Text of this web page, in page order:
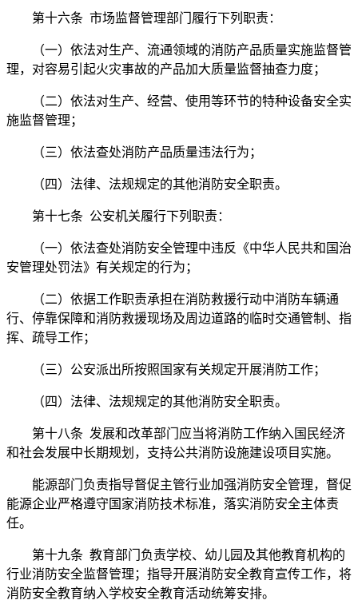
第十六条 市场监督管理部门履行下列职责：
（一）依法对生产、流通领域的消防产品质量实施监督管
理，对容易引起火灾事故的产品加大质量监督抽查力度；
（二）依法对生产、经营、使用等环节的特种设备安全实
施监督管理；
（三）依法查处消防产品质量违法行为；
（四）法律、法规规定的其他消防安全职责。
第十七条 公安机关履行下列职责：
（一）依法查处消防安全管理中违反《中华人民共和国治
安管理处罚法》有关规定的行为；
（二）依据工作职责承担在消防救援行动中消防车辆通
行、停靠保障和消防救援现场及周边道路的临时交通管制、指
挥、疏导工作；
（三）公安派出所按照国家有关规定开展消防工作；
（四）法律、法规规定的其他消防安全职责。
第十八条 发展和改革部门应当将消防工作纳入国民经济
和社会发展中长期规划，支持公共消防设施建设项目实施。
能源部门负责指导督促主管行业加强消防安全管理，督促
能源企业严格遵守国家消防技术标准，落实消防安全主体责
任。
第十九条 教育部门负责学校、幼儿园及其他教育机构的
行业消防安全监督管理；指导开展消防安全教育宣传工作，将
消防安全教育纳入学校安全教育活动统筹安排。